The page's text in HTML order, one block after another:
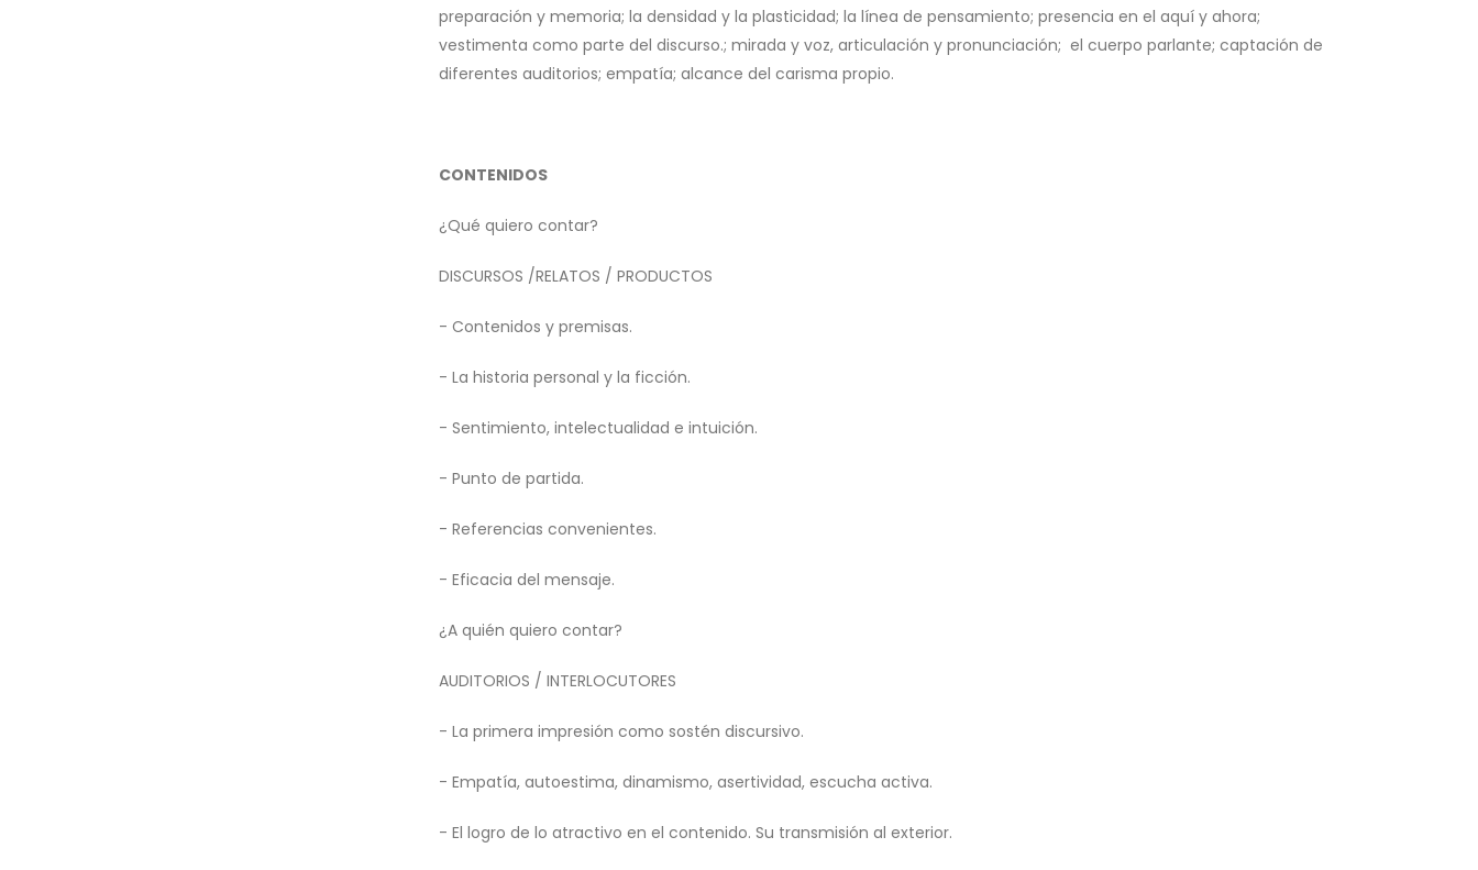
preparación y memoria; la densidad y la plasticidad; la línea de pensamiento; presencia en el aquí y ahora;
vestimenta como parte del discurso.; mirada y voz, articulación y pronunciación; el cuerpo parlante; captación de
diferentes auditorios; empatía; alcance del carisma propio.
CONTENIDOS
¿Qué quiero contar?
DISCURSOS /RELATOS / PRODUCTOS
- Contenidos y premisas.
- La historia personal y la ficción.
- Sentimiento, intelectualidad e intuición.
- Punto de partida.
- Referencias convenientes.
- Eficacia del mensaje.
¿A quién quiero contar?
AUDITORIOS / INTERLOCUTORES
- La primera impresión como sostén discursivo.
- Empatía, autoestima, dinamismo, asertividad, escucha activa.
- El logro de lo atractivo en el contenido. Su transmisión al exterior.